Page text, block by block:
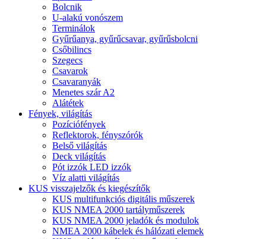
Bolcnik
U-alakú vonószem
Terminálok
Gyűrűanya, gyűrűcsavar, gyűrűsbolcni
Csőbilincs
Szegecs
Csavarok
Csavaranyák
Menetes szár A2
Alátétek
Fények, világítás
Pozíciófények
Reflektorok, fényszórók
Belső világítás
Deck világítás
Pót izzók LED izzók
Víz alatti világítás
KUS visszajelzők és kiegészítők
KUS multifunkciós digitális műszerek
KUS NMEA 2000 tartályműszerek
KUS NMEA 2000 jeladók és modulok
NMEA 2000 kábelek és hálózati elemek